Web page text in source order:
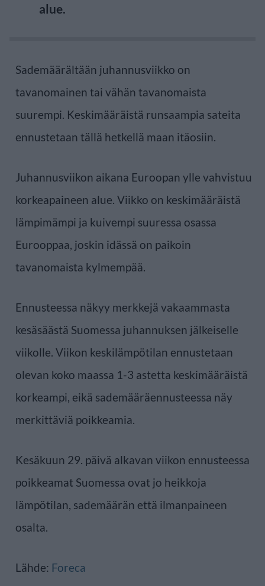
alue.
Sademäärältään juhannusviikko on
tavanomainen tai vähän tavanomaista
suurempi. Keskimääräistä runsaampia sateita
ennustetaan tällä hetkellä maan itäosiin.
Juhannusviikon aikana Euroopan ylle vahvistuu
korkeapaineen alue. Viikko on keskimääräistä
lämpimämpi ja kuivempi suuressa osassa
Eurooppaa, joskin idässä on paikoin
tavanomaista kylmempää.
Ennusteessa näkyy merkkejä vakaammasta
kesäsäästä Suomessa juhannuksen jälkeiselle
viikolle. Viikon keskilämpötilan ennustetaan
olevan koko maassa 1-3 astetta keskimääräistä
korkeampi, eikä sademääräennusteessa näy
merkittäviä poikkeamia.
Kesäkuun 29. päivä alkavan viikon ennusteessa
poikkeamat Suomessa ovat jo heikkoja
lämpötilan, sademäärän että ilmanpaineen
osalta.
Lähde: Foreca